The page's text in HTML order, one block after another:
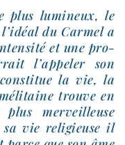
plus lumi­neux, le
du Carmel a
et une pro­
l’ap­pe­ler son
la vie, la
trouve en
mer­veilleuse
vie reli­gieuse il